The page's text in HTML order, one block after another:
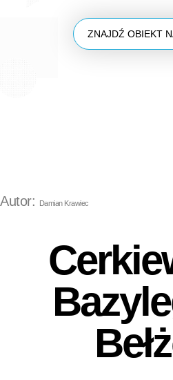
ZNAJDŹ OBIEKT
Autor: Damian Krawiec